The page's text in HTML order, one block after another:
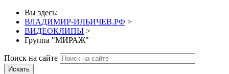
Вы здесь:
ВЛАДИМИР-ИЛЬИЧЕВ.РФ >
ВИДЕОКЛИПЫ >
Группа "МИРАЖ"
Поиск на сайте
Искать